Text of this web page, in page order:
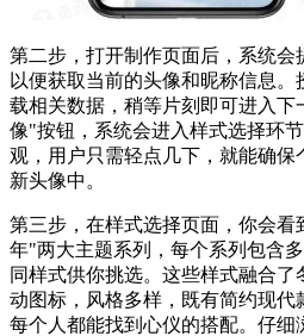
第二步，打开制作页面后，系统会
以便获取当前的头像和昵称信息
载相关数据，稍等片刻即可进入
像"按钮，系统会进入样式选择环
观，用户只需轻点几下，就能确保
新头像中。
第三步，在样式选择页面，你会
年"两大主题系列，每个系列包含
同样式供你挑选。这些样式融合
动图标，风格多样，既有简约现代
每个人都能找到心仪的搭配。仔细